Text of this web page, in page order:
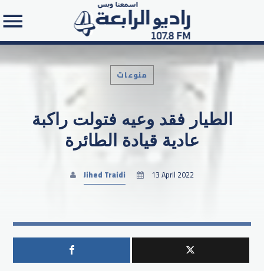
Search in the website:
منوعات
الطيار فقد وعيه فتولت راكبة
عادية قيادة الطائرة
Jihed Traidi 13 April 2022